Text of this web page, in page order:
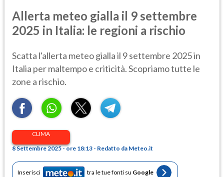
Allerta meteo gialla il 9 settembre
2025 in Italia: le regioni a rischio
Scatta l'allerta meteo gialla il 9 settembre 2025 in
Italia per maltempo e criticità. Scopriamo tutte le
zone a rischio.
CLIMA
8 Settembre 2025 - ore 18:13 - Redatto da Meteo.it
Inserisci tra le tue fonti su Google